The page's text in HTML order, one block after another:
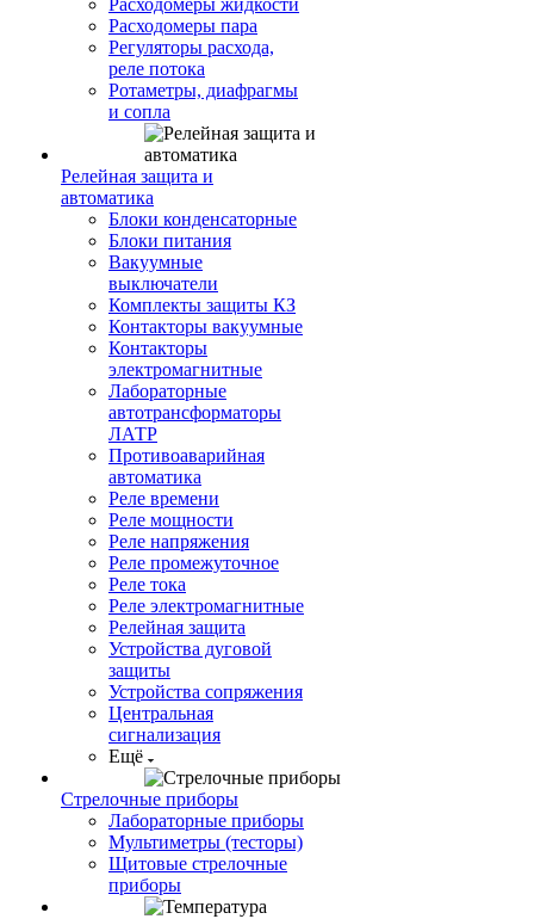
Расходомеры жидкости
Расходомеры пара
Регуляторы расхода,
реле потока
Ротаметры, диафрагмы
и сопла
Релейная защита и
автоматика
Блоки конденсаторные
Блоки питания
Вакуумные
выключатели
Комплекты защиты КЗ
Контакторы вакуумные
Контакторы
электромагнитные
Лабораторные
автотрансформаторы
ЛАТР
Противоаварийная
автоматика
Реле времени
Реле мощности
Реле напряжения
Реле промежуточное
Реле тока
Реле электромагнитные
Релейная защита
Устройства дуговой
защиты
Устройства сопряжения
Центральная
сигнализация
Ещё
Стрелочные приборы
Лабораторные приборы
Мультиметры (тесторы)
Щитовые стрелочные
приборы